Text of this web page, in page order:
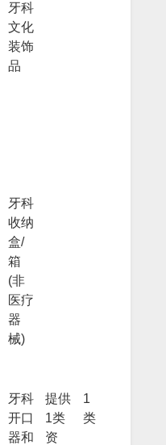
牙科
文化
装饰
品
牙科
收纳
盒/
箱
(非
医疗
器
械)
牙科
开口
器和
提供
1类
资
1
类